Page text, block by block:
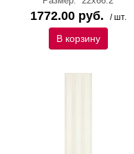
1772.00 руб. / шт.
В корзину